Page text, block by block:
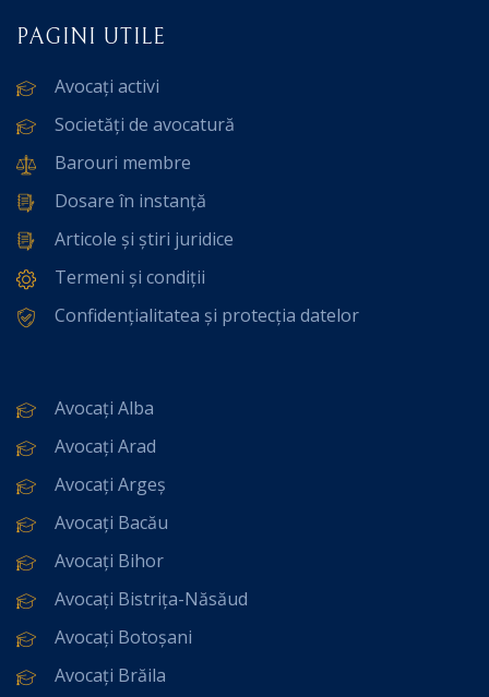
PAGINI UTILE
Avocați activi
Societăți de avocatură
Barouri membre
Dosare în instanță
Articole și știri juridice
Termeni și condiții
Confidențialitatea și protecția datelor
Avocați Alba
Avocați Arad
Avocați Argeș
Avocați Bacău
Avocați Bihor
Avocați Bistrița-Năsăud
Avocați Botoșani
Avocați Brăila